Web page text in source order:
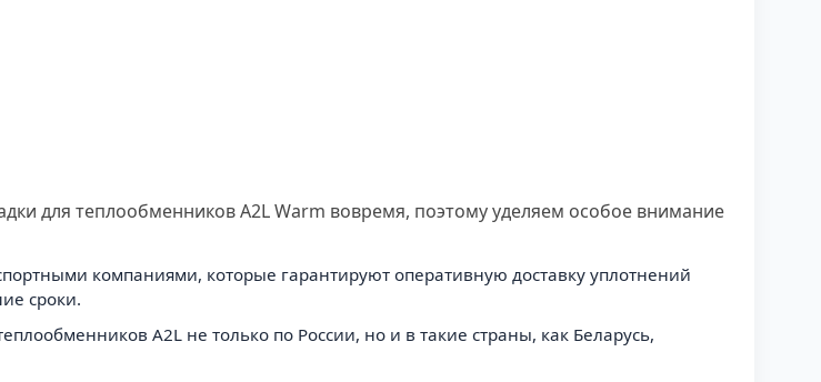
для теплообменников A2L Warm вовремя, поэтому уделяем особое внимание
компаниями, которые гарантируют оперативную доставку уплотнений
сроки.
A2L не только по России, но и в такие страны, как Беларусь,